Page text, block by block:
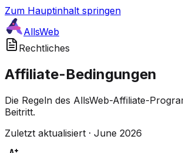
Zum Hauptinhalt springen
AllsWeb
Rechtliches
Affiliate-Bedingungen
Die Regeln des AllsWeb-Affiliate-
Beitritt.
Zuletzt aktualisiert · June 2026